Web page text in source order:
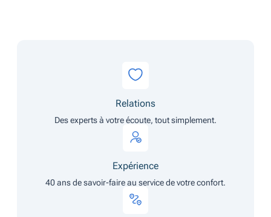
Relations
Des experts à votre écoute, tout simplement.
Expérience
40 ans de savoir-faire au service de votre confort.